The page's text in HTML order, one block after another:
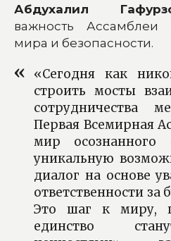
Абдухалил
важность Ассамблеи
мира и безопасности.
«Сегодня как
строить мосты
сотрудничества
Первая Всемирная
мир осознанного
уникальную
диалог на основе
ответственности за
Это шаг к миру,
единство